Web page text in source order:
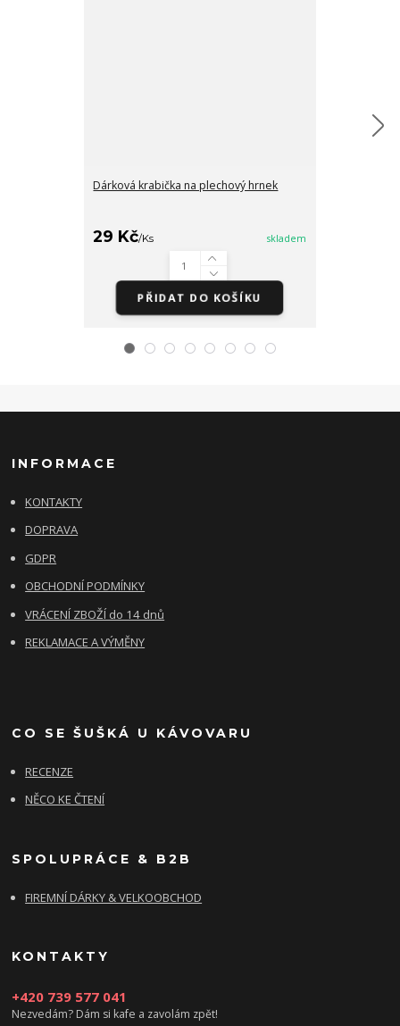
Dárková krabička na plechový hrnek
29 Kč/Ks skladem
PŘIDAT DO KOŠÍKU
INFORMACE
KONTAKTY
DOPRAVA
GDPR
OBCHODNÍ PODMÍNKY
VRÁCENÍ ZBOŽÍ do 14 dnů
REKLAMACE A VÝMĚNY
CO SE ŠUŠKÁ U KÁVOVARU
RECENZE
NĚCO KE ČTENÍ
SPOLUPRÁCE & B2B
FIREMNÍ DÁRKY & VELKOOBCHOD
KONTAKTY
+420 739 577 041
Nezvedám? Dám si kafe a zavolám zpět!